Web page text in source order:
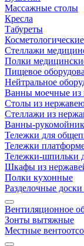
Массажные столы
Кресла
Табуреты
Стеллажи
Полки
Пищевое
Нейтральное
Ванны моечные из
Столы из
Стеллажи из
Ванны-
Тележки для
Тележки
Тележки-шпильки
Шкафы из
Полки кухонные
Разделочные
Вентиляционное
Зонты вытяжные
Местные